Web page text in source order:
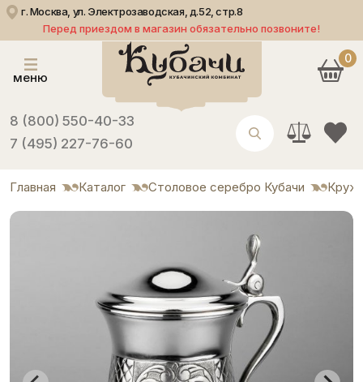
г. Москва, ул. Электрозаводская, д.52, стр.8
Перед приездом в магазин обязательно позвоните!
меню
8 (800) 550-40-33
7 (495) 227-76-60
0
Главная Каталог Столовое серебро Кубачи